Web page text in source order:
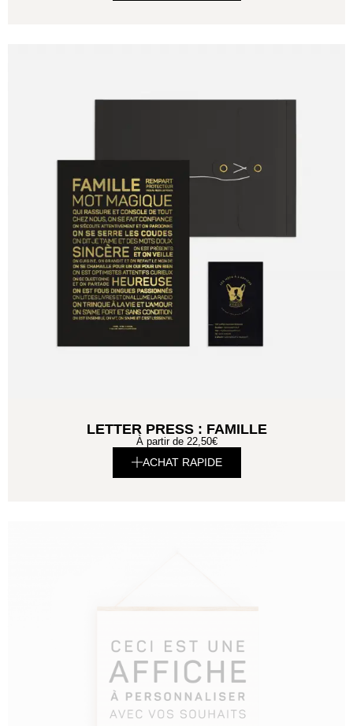
LETTER PRESS : FAMILLE
À partir de 22,50€
ACHAT RAPIDE